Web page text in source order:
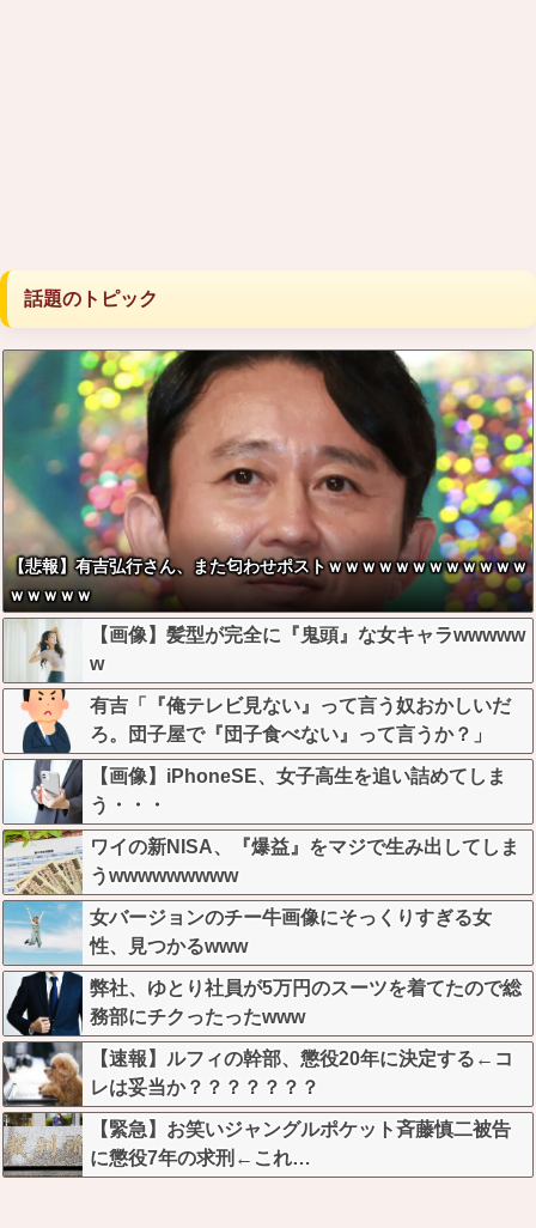
話題のトピック
【悲報】有吉弘行さん、また匂わせポストｗｗｗｗｗｗｗｗｗｗｗｗ
ｗｗｗｗｗ
【画像】髪型が完全に『鬼頭』な女キャラwwwww
w
有吉「『俺テレビ見ない』って言う奴おかしいだ
ろ。団子屋で『団子食べない』って言うか？」
【画像】iPhoneSE、女子高生を追い詰めてしま
う・・・
ワイの新NISA、『爆益』をマジで生み出してしま
うwwwwwwwww
女バージョンのチー牛画像にそっくりすぎる女
性、見つかるwww
弊社、ゆとり社員が5万円のスーツを着てたので総
務部にチクったったwww
【速報】ルフィの幹部、懲役20年に決定する←コ
レは妥当か？？？？？？？
【緊急】お笑いジャングルポケット斉藤慎二被告
に懲役7年の求刑←これ…